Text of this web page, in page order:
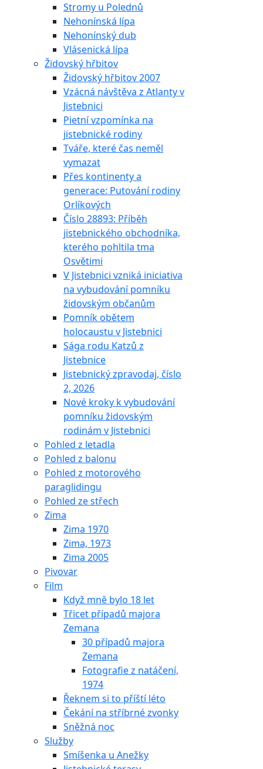
Stromy u Polednů
Nehonínská lípa
Nehonínský dub
Vlásenická lípa
Židovský hřbitov
Židovský hřbitov 2007
Vzácná návštěva z Atlanty v
Jistebnici
Pietní vzpomínka na
jistebnické rodiny
Tváře, které čas neměl
vymazat
Přes kontinenty a
generace: Putování rodiny
Orlíkových
Číslo 28893: Příběh
jistebnického obchodníka,
kterého pohltila tma
Osvětimi
V Jistebnici vzniká iniciativa
na vybudování pomníku
židovským občanům
Pomník obětem
holocaustu v Jistebnici
Sága rodu Katzů z
Jistebnice
Jistebnický zpravodaj, číslo
2, 2026
Nové kroky k vybudování
pomníku židovským
rodinám v Jistebnici
Pohled z letadla
Pohled z balonu
Pohled z motorového
paraglidingu
Pohled ze střech
Zima
Zima 1970
Zima, 1973
Zima 2005
Pivovar
Film
Když mně bylo 18 let
Třicet případů majora
Zemana
30 případů majora
Zemana
Fotografie z natáčení,
1974
Řeknem si to příští léto
Čekání na stříbrné zvonky
Sněžná noc
Služby
Smíšenka u Anežky